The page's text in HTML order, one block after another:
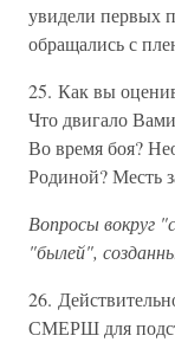
увидели первых
обращались с
25. Как вы
Что двигало
Во время боя?
Родиной? Месть
Вопросы вокруг
"былей",
26.
СМЕРШ для